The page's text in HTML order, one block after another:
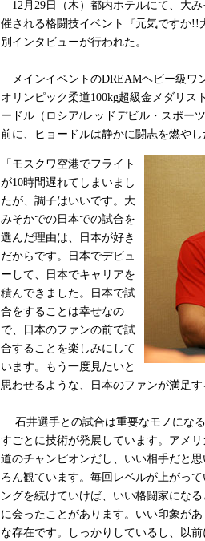
12月29日（木）都内ホテルにて、大
催される格闘技イベント『元気ですか!!
別インタビューが行われた。
メインイベントのDREAMヘビー級ワ
オリンピック柔道100kg超級金メダリ
ードル（ロシア/レッドデビル・スポー
前に、ヒョードルは静かに闘志を燃やし
「モスクワ空港でフライト
が10時間遅れてしまいまし
たが、調子はいいです。大
みそかでの日本での試合を
選んだ理由は、日本が好き
だからです。日本でデビュ
ーして、日本でキャリアを
積んできました。日本で試
合をすることは幸せなの
で、日本のファンの前で試
合することを楽しみにして
います。もう一度見たいと
思わせるような、日本のファンが満足
石井選手との試合は重要なモノにな
すごとに技術が発展しています。アメ
道のチャンピオンだし、いい相手だと
ろん観ています。毎回レベルが上がっ
ングを続けていけば、いい格闘家にな
に会ったことがあります。いい印象が
な存在です。しっかりしているし、以